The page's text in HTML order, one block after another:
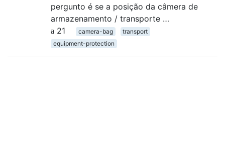
pergunto é se a posição da câmera de
armazenamento / transporte …
21
camera-bag
transport
equipment-protection